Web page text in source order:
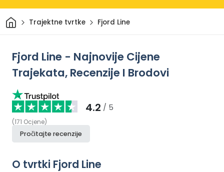
DomTrajektne tvrtke Fjord Line
Fjord Line - Najnovije Cijene
Trajekata, Recenzije I Brodovi
4.2 / 5
(171 Ocjene)
Pročitajte recenzije
O tvrtki Fjord Line